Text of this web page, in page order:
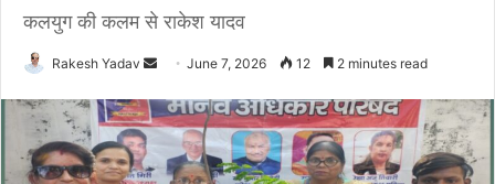
कलयुग की कलम से राकेश यादव
Rakesh Yadav
n
a
June 7, 2026 12 2 minutes read